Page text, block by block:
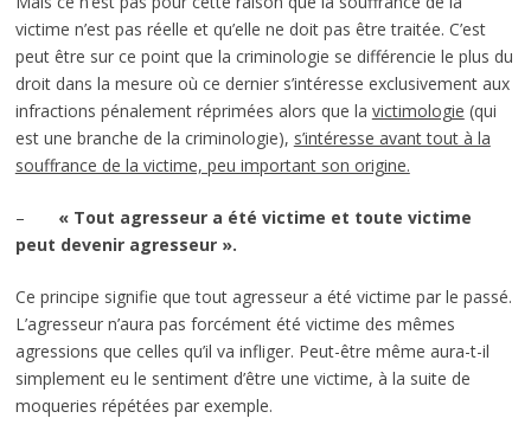
victime n’est pas réelle et qu’elle ne doit pas être traitée. C’est
peut être sur ce point que la criminologie se différencie le plus du
droit dans la mesure où ce dernier s’intéresse exclusivement aux
infractions pénalement réprimées alors que la victimologie (qui
est une branche de la criminologie), s’intéresse avant tout à la
souffrance de la victime, peu important son origine.
–
« Tout agresseur a été victime et toute victime
peut devenir agresseur ».
Ce principe signifie que tout agresseur a été victime par le passé.
L’agresseur n’aura pas forcément été victime des mêmes
agressions que celles qu’il va infliger. Peut-être même aura-t-il
simplement eu le sentiment d’être une victime, à la suite de
moqueries répétées par exemple.